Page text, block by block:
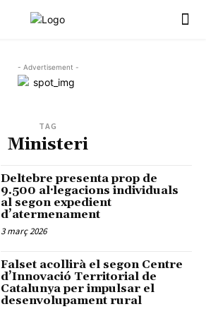
- Advertisement -
TAG
Ministeri
Deltebre presenta prop de
9.500 al·legacions individuals
al segon expedient
d’atermenament
3 març 2026
Falset acollirà el segon Centre
d’Innovació Territorial de
Catalunya per impulsar el
desenvolupament rural